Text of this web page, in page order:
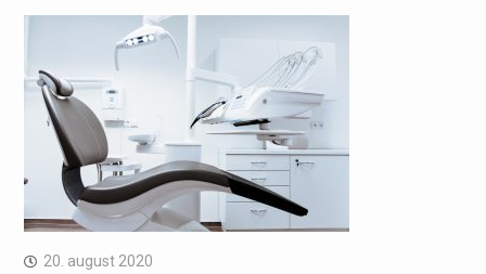
20. august 2020